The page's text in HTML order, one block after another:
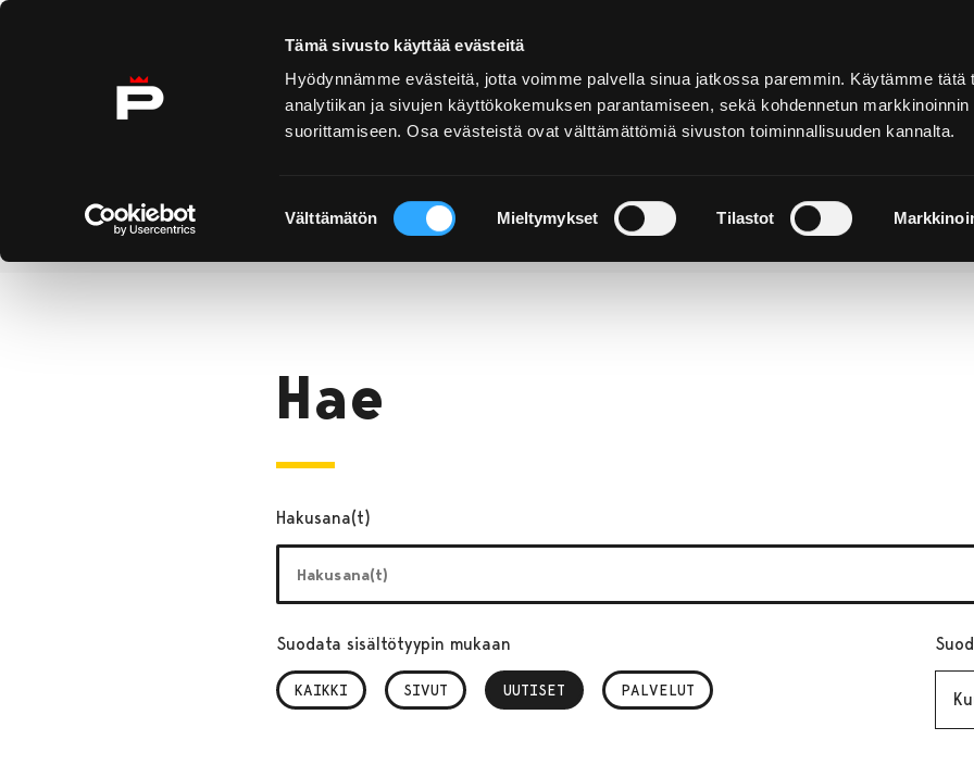
Tämä sivusto käyttää evästeitä
Hyödynnämme evästeitä, jotta voimme palvella sinua jatkossa paremmin. Käytämme tätä
analytiikan ja sivujen käyttökokemuksen parantamiseen, sekä kohdennetun markkinoinnin
suorittamiseen. Osa evästeistä ovat välttämättömiä sivuston toiminnallisuuden kannalta.
valinta
Välttämätön Mieltymykset Tilastot
Ohita sisältö
Etusivu
Hae
Hakusana(t)
Suodata sisältötyypin mukaan
KAIKKI SIVUT UUTISET
, VALITTU PALVELUT